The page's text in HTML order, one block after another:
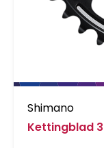
Shimano
Kettingblad